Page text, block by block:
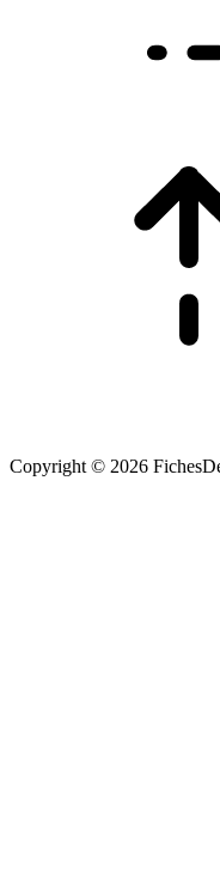
Copyright © 2026